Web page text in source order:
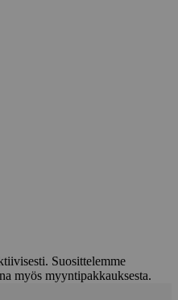
Suosittelemme
myös myyntipakkauksesta.